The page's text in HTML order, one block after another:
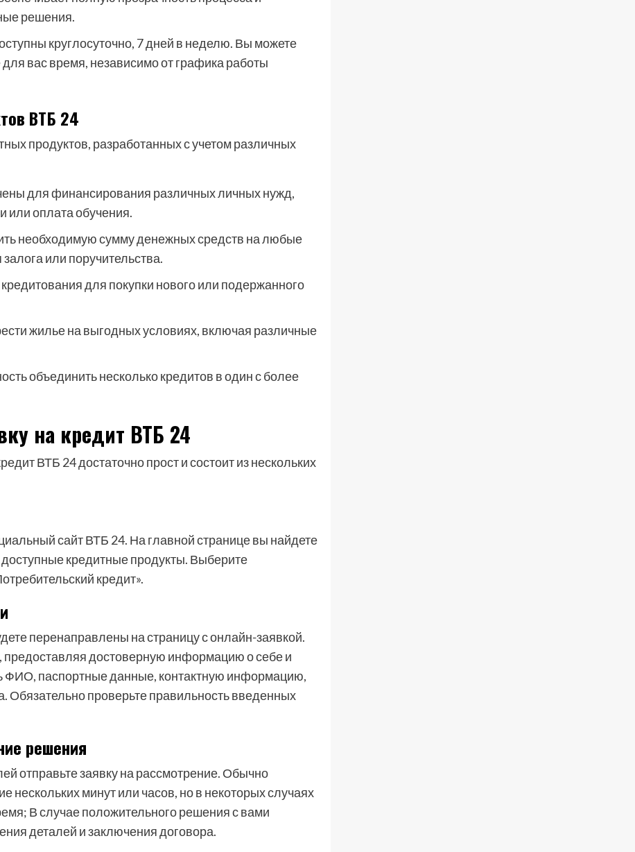
решения.
круглосуточно, 7 дней в неделю. Вы можете
вас время, независимо от графика работы
ВТБ 24
продуктов, разработанных с учетом различных
для финансирования различных личных нужд,
или оплата обучения.
необходимую сумму денежных средств на любые
или поручительства.
для покупки нового или подержанного
жилье на выгодных условиях, включая различные
объединить несколько кредитов в один с более
на кредит ВТБ 24
ВТБ 24 достаточно прост и состоит из нескольких
сайт ВТБ 24. На главной странице вы найдете
кредитные продукты. Выберите
кредит».
перенаправлены на страницу с онлайн-заявкой.
достоверную информацию о себе и
ФИО, паспортные данные, контактную информацию,
Обязательно проверьте правильность введенных
решения
отправьте заявку на рассмотрение. Обычно
нескольких минут или часов, но в некоторых случаях
В случае положительного решения с вами
деталей и заключения договора.